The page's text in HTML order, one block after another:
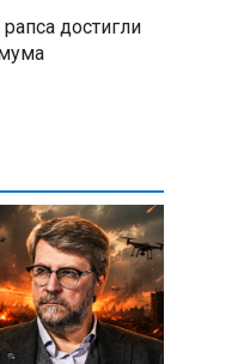
достигли